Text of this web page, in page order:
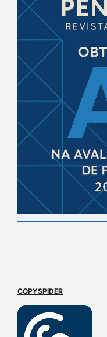
COPYSPIDER